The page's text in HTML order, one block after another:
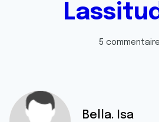
5
Bella. Isa